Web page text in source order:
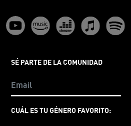
SÉ PARTE DE LA COMUNIDAD
CUÁL ES TU GÉNERO FAVORITO: